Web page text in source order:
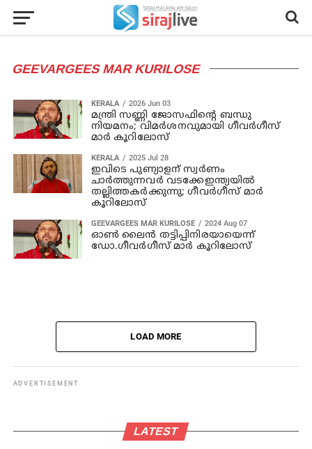
GEEVARGEES MAR KURILOSE
KERALA 2026 Jun 03
മന്ത്രി സണ്ണി ജോസഫിന്റെ ബന്ധു
നിയമനം; വിമര്‍ശനവുമായി ഗീവര്‍ഗീസ്
മാര്‍ കൂറിലോസ്
KERALA 2025 Jul 28
ഇവിടെ പുണ്യാളന് സ്വര്‍ണം
ചാര്‍ത്തുന്നവര്‍ വടക്കേഇന്ത്യയില്‍
തല്ലിത്തകര്‍ക്കുന്നു; ഗീവര്‍ഗീസ് മാര്‍
കൂറിലോസ്
GEEVARGEES MAR KURILOSE 2024 Aug 07
ഓണ്‍ ലൈന്‍ തട്ടിപ്പിനിരയായെന്ന്
ഡോ.ഗീവര്‍ഗീസ് മാര്‍ കൂറിലോസ്
LOAD MORE
ADVERTISEMENT
LATEST